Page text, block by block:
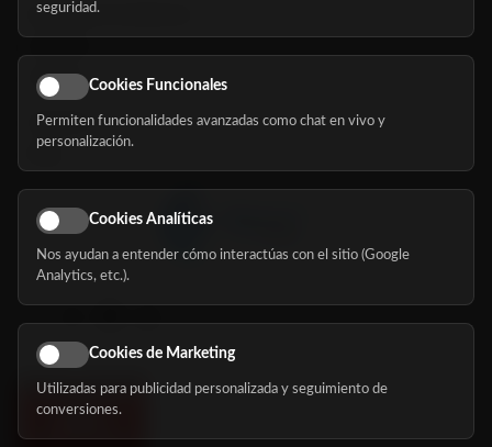
Buscador de residencias
Eventos
Nosotros
Síguenos
seguridad.
Cookies Funcionales
Permiten funcionalidades avanzadas como chat en vivo y
personalización.
Cookies Analíticas
Nos ayudan a entender cómo interactúas con el sitio (Google
Analytics, etc.).
Cookies de Marketing
Utilizadas para publicidad personalizada y seguimiento de
conversiones.